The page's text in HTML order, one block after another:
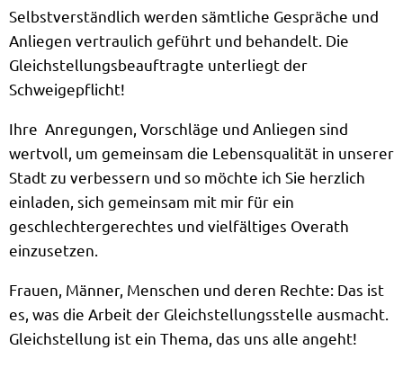
Selbstverständlich werden sämtliche Gespräche und
Anliegen vertraulich geführt und behandelt. Die
Gleichstellungsbeauftragte unterliegt der
Schweigepflicht!
Ihre Anregungen, Vorschläge und Anliegen sind
wertvoll, um gemeinsam die Lebensqualität in unserer
Stadt zu verbessern und so möchte ich Sie herzlich
einladen, sich gemeinsam mit mir für ein
geschlechtergerechtes und vielfältiges Overath
einzusetzen.
Frauen, Männer, Menschen und deren Rechte: Das ist
es, was die Arbeit der Gleichstellungsstelle ausmacht.
Gleichstellung ist ein Thema, das uns alle angeht!